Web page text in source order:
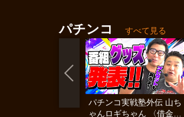
パチンコ すべて見る
パチンコ実戦塾外伝 山ち
ゃんロギちゃん 〈借金返